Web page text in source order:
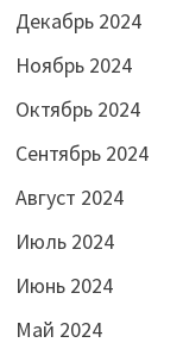
Декабрь 2024
Ноябрь 2024
Октябрь 2024
Сентябрь 2024
Август 2024
Июль 2024
Июнь 2024
Май 2024